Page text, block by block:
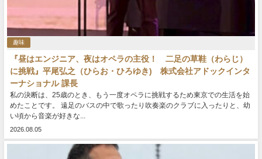
趣味
『昼はエンジニア、夜はオペラの主役！ 二足の草鞋（わらじ）
に挑戦』平尾弘之（ひらお・ひろゆき) 株式会社アドックインタ
ーナショナル 課長
私の決断は、25歳のとき、もう一度オペラに挑戦するため東京での生活を始
めたことです。 遠足のバスの中で歌ったり吹奏楽のクラブに入ったりと、幼
い頃から音楽が好きな...
2026.08.05